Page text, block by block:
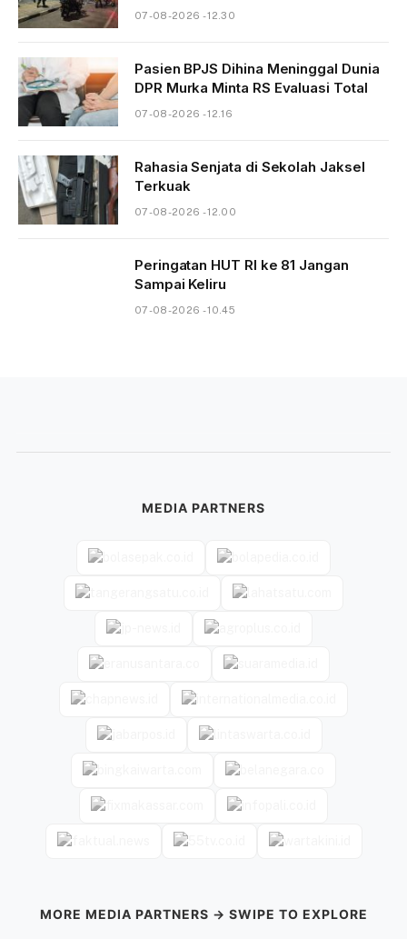
07-08-2026 - 12.30
Pasien BPJS Dihina Meninggal Dunia
DPR Murka Minta RS Evaluasi Total
07-08-2026 - 12.16
Rahasia Senjata di Sekolah Jaksel
Terkuak
07-08-2026 - 12.00
Peringatan HUT RI ke 81 Jangan
Sampai Keliru
07-08-2026 - 10.45
MEDIA PARTNERS
MORE MEDIA PARTNERS → SWIPE TO EXPLORE